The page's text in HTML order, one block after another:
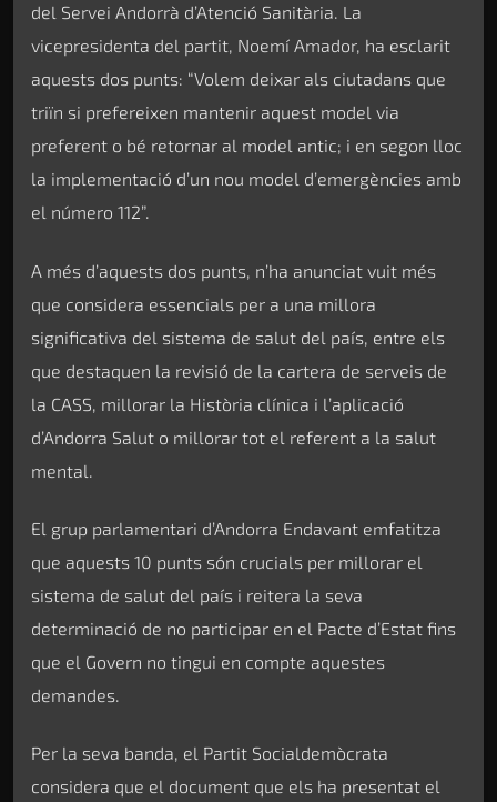
del Servei Andorrà d’Atenció Sanitària. La
vicepresidenta del partit, Noemí Amador, ha esclarit
aquests dos punts: “Volem deixar als ciutadans que
triïn si prefereixen mantenir aquest model via
preferent o bé retornar al model antic; i en segon lloc
la implementació d’un nou model d’emergències amb
el número 112”.
A més d’aquests dos punts, n’ha anunciat vuit més
que considera essencials per a una millora
significativa del sistema de salut del país, entre els
que destaquen la revisió de la cartera de serveis de
la CASS, millorar la Història clínica i l’aplicació
d’Andorra Salut o millorar tot el referent a la salut
mental.
El grup parlamentari d’Andorra Endavant emfatitza
que aquests 10 punts són crucials per millorar el
sistema de salut del país i reitera la seva
determinació de no participar en el Pacte d’Estat fins
que el Govern no tingui en compte aquestes
demandes.
Per la seva banda, el Partit Socialdemòcrata
considera que el document que els ha presentat el